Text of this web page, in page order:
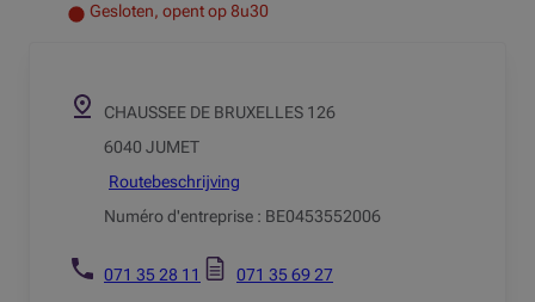
Gesloten, opent op 8u30
CHAUSSEE DE BRUXELLES 126
6040 JUMET
Routebeschrijving
Numéro d'entreprise : BE0453552006
071 35 28 11 071 35 69 27